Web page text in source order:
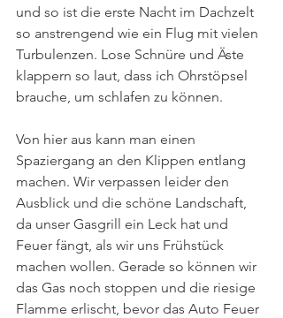
und so ist die erste Nacht im Dachzelt
so anstrengend wie ein Flug mit vielen
Turbulenzen. Lose Schnüre und Äste
klappern so laut, dass ich Ohrstöpsel
brauche, um schlafen zu können.
Von hier aus kann man einen
Spaziergang an den Klippen entlang
machen. Wir verpassen leider den
Ausblick und die schöne Landschaft,
da unser Gasgrill ein Leck hat und
Feuer fängt, als wir uns Frühstück
machen wollen. Gerade so können wir
das Gas noch stoppen und die riesige
Flamme erlischt, bevor das Auto Feuer